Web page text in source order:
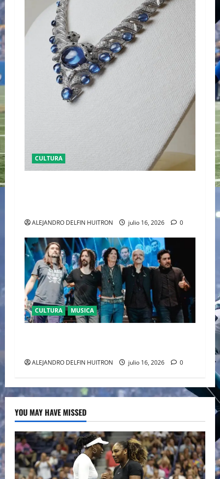
CULTURA
ALEJANDRO DELFIN HUITRON julio 16, 2026 0
CULTURA MUSICA
ALEJANDRO DELFIN HUITRON julio 16, 2026 0
YOU MAY HAVE MISSED